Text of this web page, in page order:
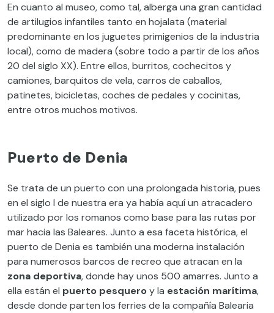
En cuanto al museo, como tal, alberga una gran cantidad
de artilugios infantiles tanto en hojalata (material
predominante en los juguetes primigenios de la industria
local), como de madera (sobre todo a partir de los años
20 del siglo XX). Entre ellos, burritos, cochecitos y
camiones, barquitos de vela, carros de caballos,
patinetes, bicicletas, coches de pedales y cocinitas,
entre otros muchos motivos.
Puerto de Denia
Se trata de un puerto con una prolongada historia, pues
en el siglo I de nuestra era ya había aquí un atracadero
utilizado por los romanos como base para las rutas por
mar hacia las Baleares. Junto a esa faceta histórica, el
puerto de Denia es también una moderna instalación
para numerosos barcos de recreo que atracan en la
zona deportiva, donde hay unos 500 amarres. Junto a
ella están el puerto pesqueroy la estación marítima,
desde donde parten los ferries de la compañía Balearia